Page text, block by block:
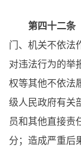
第四十二条
门、机关不依法
对违法行为的举
权等其他不依法
级人民政府有关
员和其他直接责
分；造成严重后